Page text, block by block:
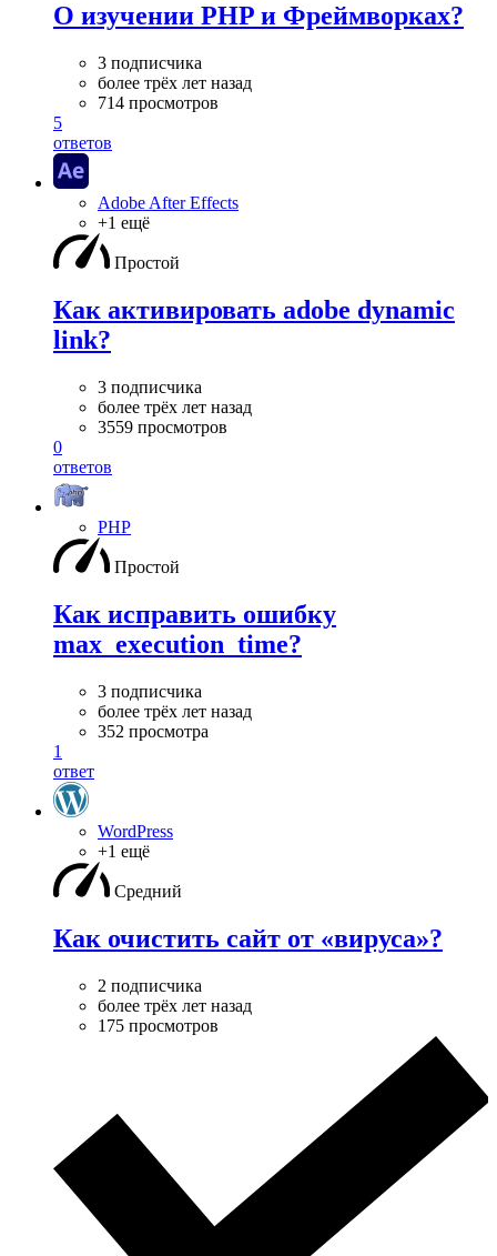
О изучении PHP и Фреймворках?
3 подписчика
более трёх лет назад
714 просмотров
5
ответов
Adobe After Effects
+1 ещё
Простой
Как активировать adobe dynamic
link?
3 подписчика
более трёх лет назад
3559 просмотров
0
ответов
PHP
Простой
Как исправить ошибку
max_execution_time?
3 подписчика
более трёх лет назад
352 просмотра
1
ответ
WordPress
+1 ещё
Средний
Как очистить сайт от «вируса»?
2 подписчика
более трёх лет назад
175 просмотров